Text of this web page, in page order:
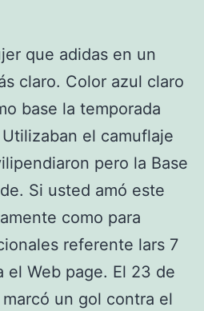
que adidas en un
claro. Color azul claro
base la temporada
el camuflaje
pero la Base
Si usted amó este
como para
referente lars 7
el Web page. El 23 de
un gol contra el